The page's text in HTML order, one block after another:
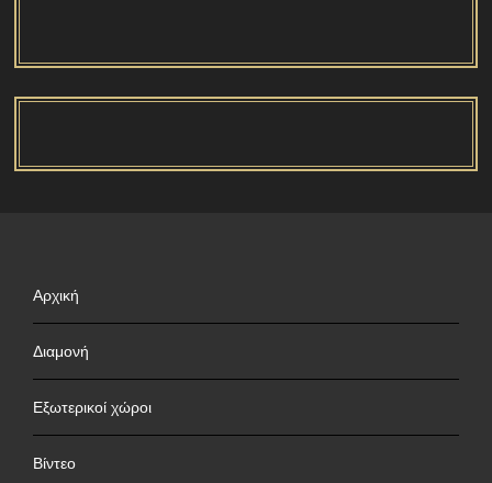
Αρχική
Διαμονή
Εξωτερικοί χώροι
Βίντεο